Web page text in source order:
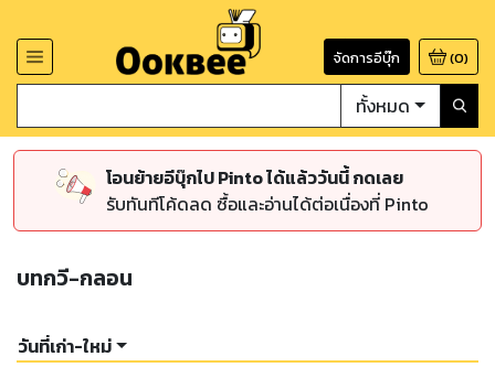
จัดการอีบุ๊ก (0)
ทั้งหมด
โอนย้ายอีบุ๊กไป Pinto ได้แล้ววันนี้ กดเลย
รับทันทีโค้ดลด ซื้อและอ่านได้ต่อเนื่องที่ Pinto
บทกวี-กลอน
วันที่เก่า-ใหม่